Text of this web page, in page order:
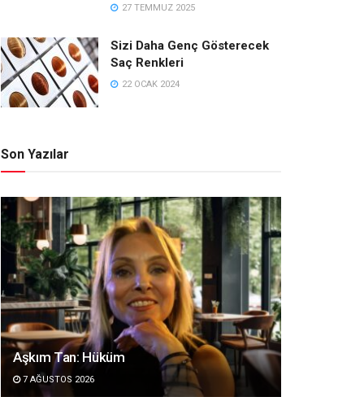
27 TEMMUZ 2025
Sizi Daha Genç Gösterecek
Saç Renkleri
22 OCAK 2024
Son Yazılar
Aşkım Tan: Hüküm
7 AĞUSTOS 2026